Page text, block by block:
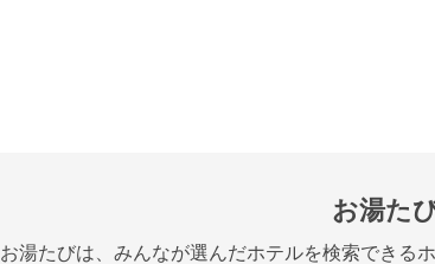
お湯た
お湯たびは、みんなが選んだホテルを検索できる